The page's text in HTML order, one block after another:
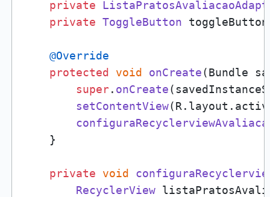
private
private ToggleButton
@Override
protected
void onCreate(Bundle
super. onCreate
setContentView(R. layout .
    }
private void
RecyclerView